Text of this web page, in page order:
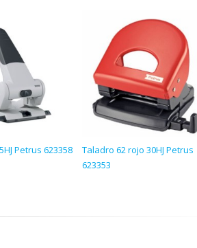
Petrus 623358
Taladro 62 rojo 30HJ Petrus
623353